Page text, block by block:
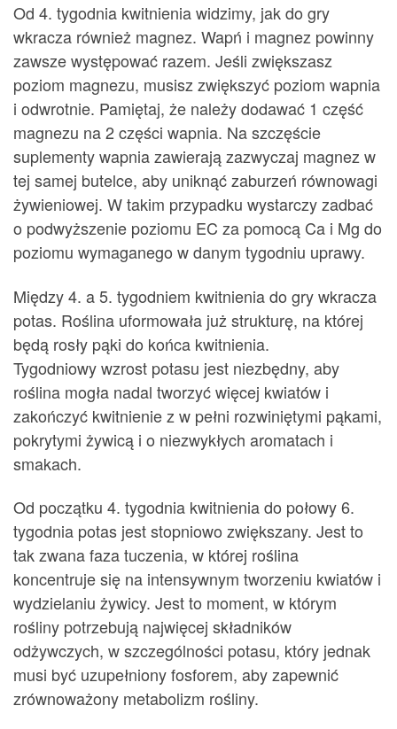
Od 4. tygodnia kwitnienia widzimy, jak do gry
wkracza również magnez. Wapń i magnez powinny
zawsze występować razem. Jeśli zwiększasz
poziom magnezu, musisz zwiększyć poziom wapnia
i odwrotnie. Pamiętaj, że należy dodawać 1 część
magnezu na 2 części wapnia. Na szczęście
suplementy wapnia zawierają zazwyczaj magnez w
tej samej butelce, aby uniknąć zaburzeń równowagi
żywieniowej. W takim przypadku wystarczy zadbać
o podwyższenie poziomu EC za pomocą Ca i Mg do
poziomu wymaganego w danym tygodniu uprawy.
Między 4. a 5. tygodniem kwitnienia do gry wkracza
potas. Roślina uformowała już strukturę, na której
będą rosły pąki do końca kwitnienia.
Tygodniowy wzrost potasu jest niezbędny, aby
roślina mogła nadal tworzyć więcej kwiatów i
zakończyć kwitnienie z w pełni rozwiniętymi pąkami,
pokrytymi żywicą i o niezwykłych aromatach i
smakach.
Od początku 4. tygodnia kwitnienia do połowy 6.
tygodnia potas jest stopniowo zwiększany. Jest to
tak zwana faza tuczenia, w której roślina
koncentruje się na intensywnym tworzeniu kwiatów i
wydzielaniu żywicy. Jest to moment, w którym
rośliny potrzebują najwięcej składników
odżywczych, w szczególności potasu, który jednak
musi być uzupełniony fosforem, aby zapewnić
zrównoważony metabolizm rośliny.